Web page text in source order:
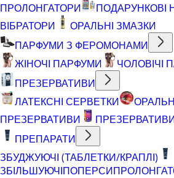
ПРОЛОНГАТОРИ
ПОДАРУНКОВІ
ВІБРАТОРИ
ОРАЛЬНІ ЗМАЗКИ
ПАРФУМИ З ФЕРОМОНАМИ
ЖІНОЧІ ПАРФУМИ
ЧОЛОВІЧІ
ПРЕЗЕРВАТИВИ
ЛАТЕКСНІ СЕРВЕТКИ
ПРЕЗЕРВАТИВИ
ПРЕПАРАТИ
ЗБУДЖУЮЧІ (ТАБЛЕТКИ/КРАПЛІ)
ЗБІЛЬШУЮЧІПОПЕРСИ